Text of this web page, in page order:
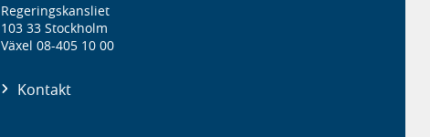
Regeringskansliet
103 33 Stockholm
Växel 08-405 10 00
Kontakt